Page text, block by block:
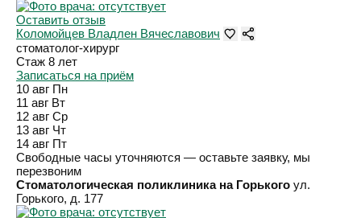
Оставить отзыв
Коломойцев Владлен Вячеславович
стоматолог-хирург
Стаж 8 лет
Записаться на приём
10 авг Пн
11 авг Вт
12 авг Ср
13 авг Чт
14 авг Пт
Свободные часы уточняются — оставьте заявку, мы
перезвоним
Стоматологическая поликлиника на Горького ул. ​
Горького, д. 177